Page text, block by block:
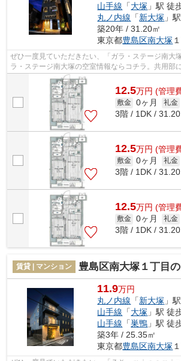
山手線 「大塚 」駅 徒
丸ノ内線 「新大塚 」
築20年 / 31.20㎡
東京都豊島区南大塚
ぜひ一度見ていただきたい、「ガラ・ステージ南大
ラ・ステージ南大塚の空室情報ならコチラ。共用部
エレベータなどが揃っており、とても...
12.5万円 (管理
敷金 0ヶ月 礼金
3階 / 1DK / 31.20
12.5万円 (管理
敷金 0ヶ月 礼金
3階 / 1DK / 31.20
12.5万円 (管理
敷金 0ヶ月 礼金
3階 / 1DK / 31.20
賃貸 | マンション 豊島区南大塚１丁目
11.9万円
丸ノ内線 「新大塚 」
山手線 「大塚 」駅 徒
山手線 「巣鴨 」駅 徒
築3年 / 25.35㎡
東京都豊島区南大塚